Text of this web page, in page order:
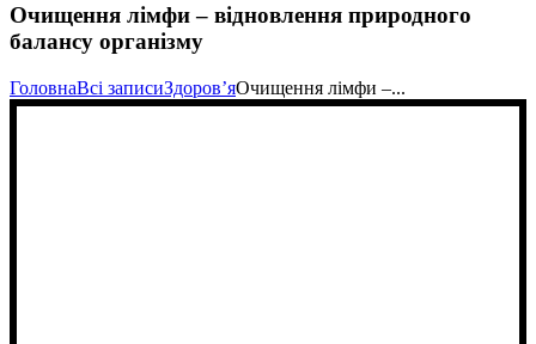
Очищення лімфи – відновлення природного
балансу організму
ГоловнаВсі записиЗдоровʼяОчищення лімфи –...